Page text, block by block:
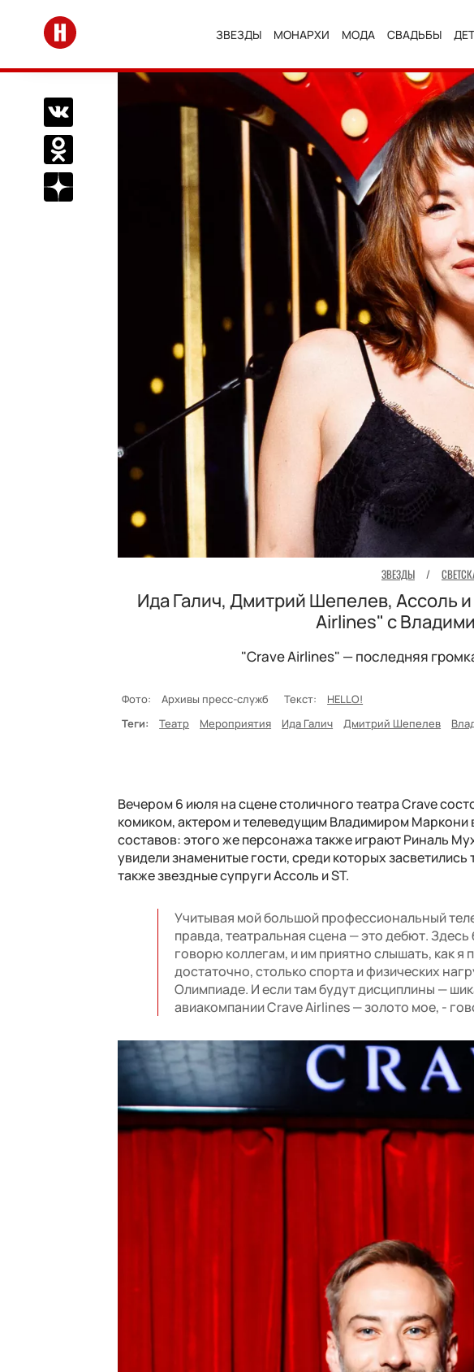
Перейти на главную
ЗВЕЗДЫ МОНАРХИ МОДА СВАДЬБЫ
Поделиться Вконтакте
Поделиться в Одноклассниках
Подписаться на нас в Дзен
ЗВЕЗДЫ /
Ида Галич, Дмитрий Шепелев, Ассоль
Airlines" с
"Crave Airlines" — последняя
Фото: Архивы пресс-служб Текст: HELLO!
Теги:
Театр Мероприятия Ида Галич Дмитрий Шепелев
Вечером 6 июля на сцене столичного театра Crave
комиком, актером и телеведущим Владимиром Маркони
составов: этого же персонажа также играют Риналь
увидели знаменитые гости, среди которых
также звездные супруги Ассоль и ST.
Учитывая мой большой профессиональный
правда, театральная сцена — это дебют.
говорю коллегам, и им приятно слышать, как
достаточно, столько спорта и физических
Олимпиаде. И если там будут дисциплины —
авиакомпании Crave Airlines — золото мое, -